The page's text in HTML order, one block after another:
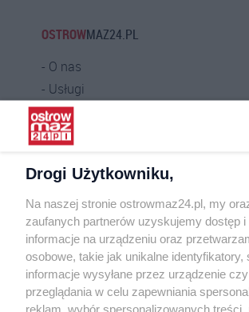
OSTROWMAZ24.PL
O nas
Usługi
Praca
Warunki korzystania
Kontakt
INFORMATOR
Bankomaty
Msze święte
Nocna pomoc lekarska
Drogi Użytkowniku,
Na naszej stronie ostrowmaz24.pl, my
zaufanych partnerów uzyskujemy dostęp
informacje na urządzeniu oraz
osobowe, takie jak unikalne identyfikatory,
informacje wysyłane przez urządzenie
przeglądania w celu zapewniania
reklam, wybór spersonalizowanych treści,